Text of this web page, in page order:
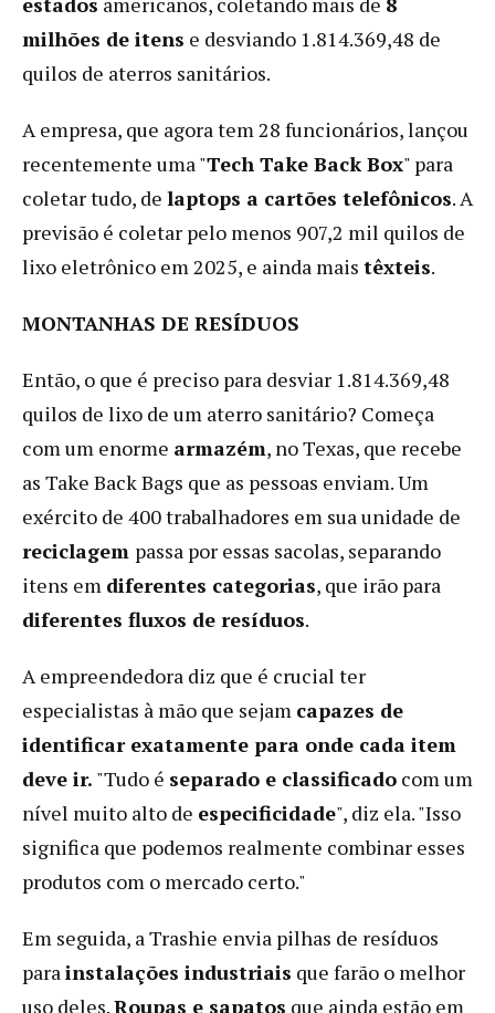
milhões de itens e desviando 1.814.369,48 de
quilos de aterros sanitários.
A empresa, que agora tem 28 funcionários, lançou
recentemente uma "Tech Take Back Box" para
coletar tudo, de laptops a cartões telefônicos. A
previsão é coletar pelo menos 907,2 mil quilos de
lixo eletrônico em 2025, e ainda mais têxteis.
MONTANHAS DE RESÍDUOS
Então, o que é preciso para desviar 1.814.369,48
quilos de lixo de um aterro sanitário? Começa
com um enorme armazém, no Texas, que recebe
as Take Back Bags que as pessoas enviam. Um
exército de 400 trabalhadores em sua unidade de
reciclagem passa por essas sacolas, separando
itens em diferentes categorias, que irão para
diferentes fluxos de resíduos.
A empreendedora diz que é crucial ter
especialistas à mão que sejam capazes de
identificar exatamente para onde cada item
deve ir. "Tudo é separado e classificado com um
nível muito alto de especificidade", diz ela. "Isso
significa que podemos realmente combinar esses
produtos com o mercado certo."
Em seguida, a Trashie envia pilhas de resíduos
parainstalações industriais que farão o melhor
uso deles.Roupas e sapatos que ainda estão em